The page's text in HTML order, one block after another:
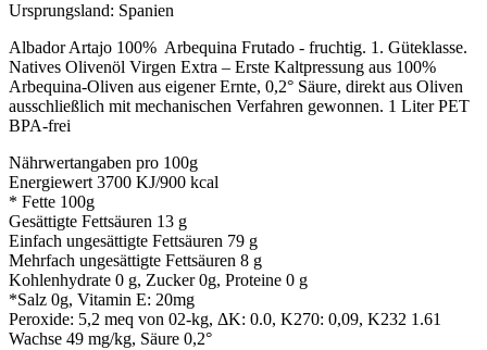
Ursprungsland: Spanien
Albador Artajo 100% Arbequina Frutado - fruchtig. 1. Güteklasse.
Natives Olivenöl Virgen Extra – Erste Kaltpressung aus 100%
Arbequina-Oliven aus eigener Ernte, 0,2° Säure, direkt aus Oliven
ausschließlich mit mechanischen Verfahren gewonnen. 1 Liter PET
BPA-frei
Nährwertangaben pro 100g
Energiewert 3700 KJ/900 kcal
* Fette 100g
Gesättigte Fettsäuren 13 g
Einfach ungesättigte Fettsäuren 79 g
Mehrfach ungesättigte Fettsäuren 8 g
Kohlenhydrate 0 g, Zucker 0g, Proteine 0 g
*Salz 0g, Vitamin E: 20mg
Peroxide: 5,2 meq von 02-kg, ΔK: 0.0, K270: 0,09, K232 1.61
Wachse 49 mg/kg, Säure 0,2°